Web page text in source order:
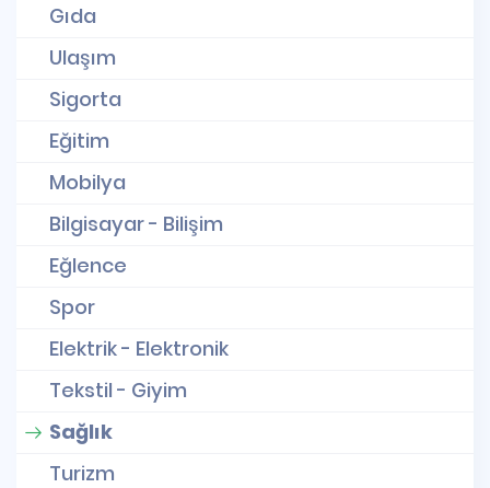
Gıda
Ulaşım
Sigorta
Eğitim
Mobilya
Bilgisayar - Bilişim
Eğlence
Spor
Elektrik - Elektronik
Tekstil - Giyim
Sağlık
Turizm